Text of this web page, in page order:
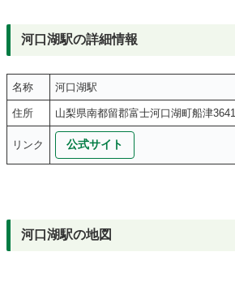
河口湖駅の詳細情報
名称 河口湖駅
住所 山梨県南都留郡富士河口湖町船津3641
リンク 公式サイト
河口湖駅の地図